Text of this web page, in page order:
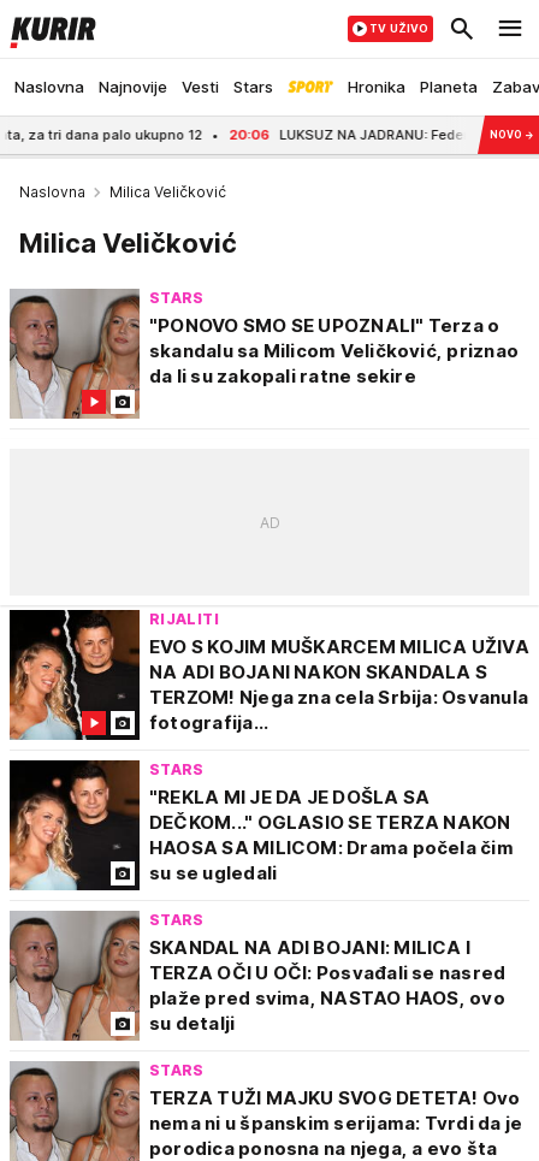
Naslovna Najnovije Vesti Stars Hronika Planeta
TV UŽIVO
dana palo ukupno 12 20:06 LUKSUZ NA JADRANU: Federer usidrio jahtu i
NOVO →
Naslovna Milica Veličković
Milica Veličković
STARS
"PONOVO SMO SE UPOZNALI" Terza o
skandalu sa Milicom Veličković, priznao
da li su zakopali ratne sekire
RIJALITI
EVO S KOJIM MUŠKARCEM MILICA UŽIVA
NA ADI BOJANI NAKON SKANDALA S
TERZOM! Njega zna cela Srbija: Osvanula
fotografija...
STARS
"REKLA MI JE DA JE DOŠLA SA
DEČKOM..." OGLASIO SE TERZA NAKON
HAOSA SA MILICOM: Drama počela čim
su se ugledali
STARS
SKANDAL NA ADI BOJANI: MILICA I
TERZA OČI U OČI: Posvađali se nasred
plaže pred svima, NASTAO HAOS, ovo
su detalji
STARS
TERZA TUŽI MAJKU SVOG DETETA! Ovo
nema ni u španskim serijama: Tvrdi da je
porodica ponosna na njega, a evo šta